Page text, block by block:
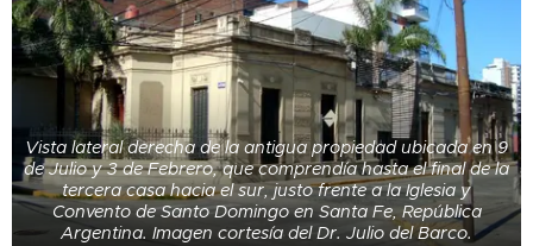
Vista lateral derecha de la antigua propiedad ubicada en 9
de Julio y 3 de Febrero, que comprendía hasta el final de la
tercera casa hacia el sur, justo frente a la Iglesia y
Convento de Santo Domingo en Santa Fe, República
Argentina. Imagen cortesía del Dr. Julio del Barco.